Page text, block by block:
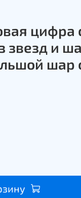
цифра
звезд и
шар